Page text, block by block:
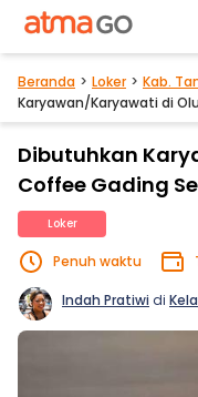
Beranda Loker Kab.
Karyawan/Karyawati di
Dibutuhkan
Coffee Gading
Loker
Penuh waktu
Indah Pratiwidi